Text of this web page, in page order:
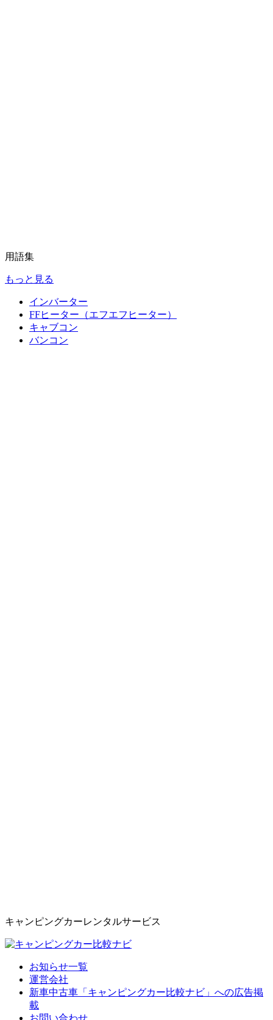
用語集
もっと見る
インバーター
FFヒーター（エフエフヒーター）
キャブコン
バンコン
キャンピングカーレンタルサービス
お知らせ一覧
運営会社
新車中古車「キャンピングカー比較ナビ」への広告掲
載